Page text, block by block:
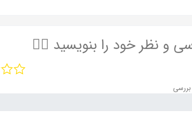
و نظر خود را بنویسید ✍🏻